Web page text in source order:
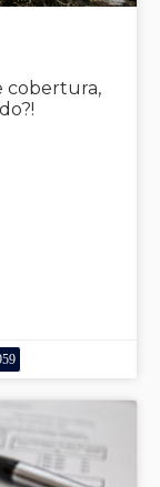
cobertura,